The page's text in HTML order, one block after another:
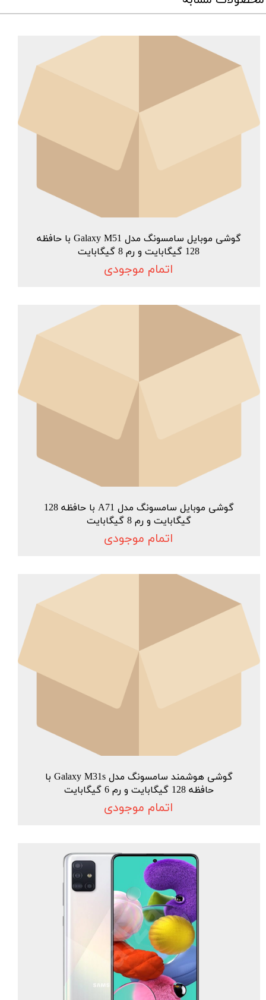
گوشی موبایل سامسونگ مدل Galaxy M51 با حافظه
128 گیگابایت و رم 8 گیگابایت
اتمام موجودی
گوشی موبایل سامسونگ مدل A71 با حافظه 128
گیگابایت و رم 8 گیگابایت
اتمام موجودی
گوشی هوشمند سامسونگ مدل Galaxy M31s با
حافظه 128 گیگابایت و رم 6 گیگابایت
اتمام موجودی